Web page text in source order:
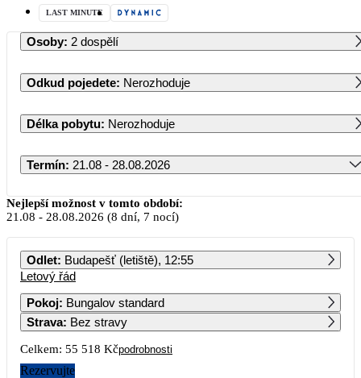
LAST MINUTE
Osoby: 2 dospělí
Odkud pojedete: Nerozhoduje
Délka pobytu: Nerozhoduje
Termín: 21.08 - 28.08.2026
Srpen 2026
PO ÚT ST ČT PÁ SO NE
3 4
10
Nejlepší možnost v tomto období:
21.08 - 28.08.2026 (8 dní, 7 nocí)
Odlet: Budapešť (letiště), 12:55
Letový řád
Pokoj: Bungalov standard
Strava: Bez stravy
Celkem: 55 518 Kčpodrobnosti
Rezervujte